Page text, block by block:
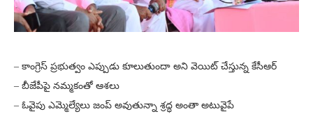
– కాంగ్రెస్ ప్రభుత్వం ఎప్పుడు కూలుతుందా అని వెయిట్ చేస్తున్న కేసీఆర్
– బీజేపీపై నమ్మకంతో ఆశలు
– ఓవైపు ఎమ్మెల్యేలు జంప్ అవుతున్నా శ్రద్ధ అంతా అటువైపే